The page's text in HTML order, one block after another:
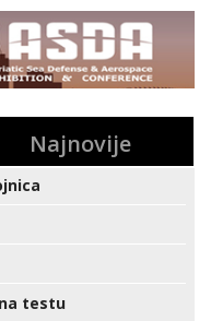
Najnovije
testu